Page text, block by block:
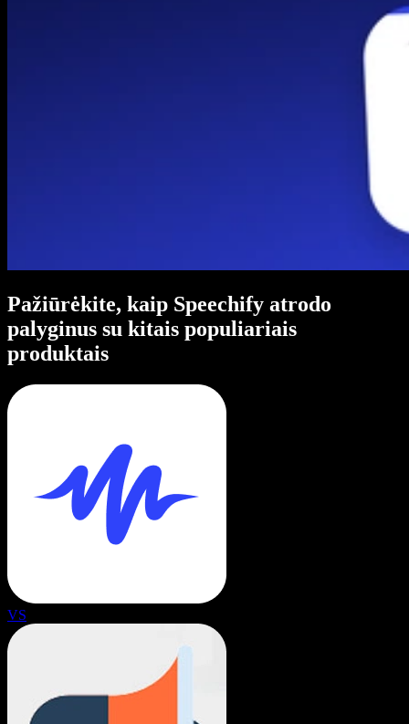
Pažiūrėkite, kaip Speechify atrodo
palyginus su kitais populiariais
produktais
VS